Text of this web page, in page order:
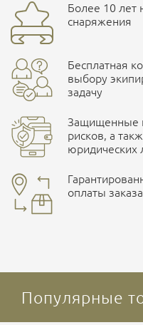
Наличные при
Оплата картами Visa и
Безналичная оплата по
предназначен для
менеджером для
улица Маяковского, 10
Более 10 лет
снаряжения
Бесплатная
выбору
задачу
Защищенные
рисков, а
юридических
оплаты заказа
Популярные